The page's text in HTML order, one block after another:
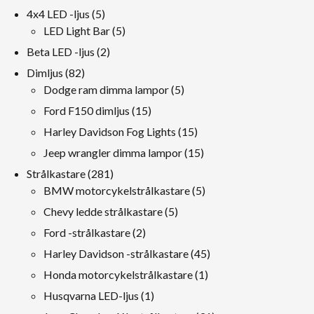
4x4 LED -ljus 55
produkt
LED Light Bar 55
Beta LED -ljus 22
Dimljus 8282
produkt
Dodge ram dimma lampor 55
Ford F150 dimljus 1515
produkt
Harley Davidson Fog Lights 1515
produkt
Jeep wrangler dimma lampor 1515
Strålkastare 281281
produkt
BMW motorcykelstrålkastare 55
Chevy ledde strålkastare 55
Ford -strålkastare 22
produkt
Harley Davidson -strålkastare 4545
produkt
Honda motorcykelstrålkastare 11
Husqvarna LED-ljus 11